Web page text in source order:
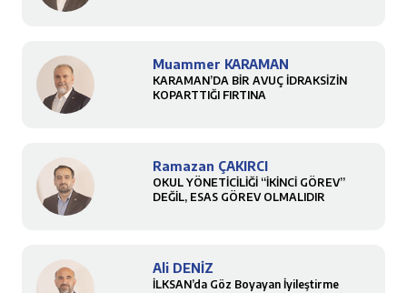
Muammer KARAMAN
KARAMAN’DA BİR AVUÇ İDRAKSİZİN
KOPARTTIĞI FIRTINA
Ramazan ÇAKIRCI
OKUL YÖNETİCİLİĞİ “İKİNCİ GÖREV”
DEĞİL, ESAS GÖREV OLMALIDIR
Ali DENİZ
İLKSAN’da Göz Boyayan İyileştirme